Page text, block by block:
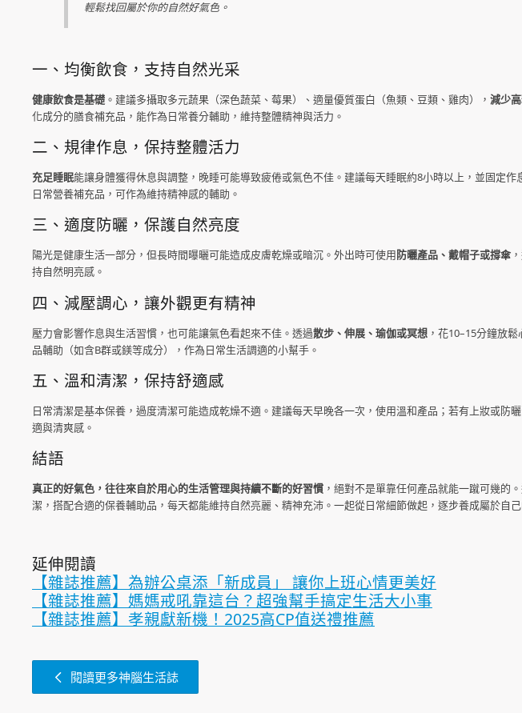
輕鬆找回屬於你的自然好氣色。
一、均衡飲食，支持自然光采
健康飲食是基礎 。建議多攝取多元蔬果（深色蔬菜、莓果）、適量優質蛋白（魚類、豆類、雞肉）， 減少
化成分的膳食補充品，能作為日常養分輔助，維持整體精神與活力。
二、規律作息，保持整體活力
充足睡眠能讓身體獲得休息與調整，晚睡可能導致疲倦或氣色不佳。建議每天睡眠約8小時以上，並固定作
日常營養補充品，可作為維持精神感的輔助。
三、適度防曬，保護自然亮度
陽光是健康生活一部分，但長時間曝曬可能造成皮膚乾燥或暗沉。外出時可使用防曬產品、戴帽子或撐傘
持自然明亮感。
四、減壓調心，讓外觀更有精神
壓力會影響作息與生活習慣，也可能讓氣色看起來不佳。透過散步、伸展、瑜伽或冥想 ，花10–15分鐘放
品輔助（如含B群或鎂等成分），作為日常生活調適的小幫手。
五、溫和清潔，保持舒適感
日常清潔是基本保養，過度清潔可能造成乾燥不適。建議每天早晚各一次，使用溫和產品；若有上妝或防曬
適與清爽感。
結語
真正的好氣色，往往來自於用心的生活管理與持續不斷的好習慣 ，絕對不是單靠任何產品就能一蹴可幾的
潔，搭配合適的保養輔助品，每天都能維持自然亮麗、精神充沛。一起從日常細節做起，逐步養成屬於自
延伸閱讀
【雜誌推薦】為辦公桌添「新成員」 讓你上班心情更美好
【雜誌推薦】媽媽戒吼靠這台？超強幫手搞定生活大小事
【雜誌推薦】孝親獻新機！2025高CP值送禮推薦
閱讀更多神腦生活誌